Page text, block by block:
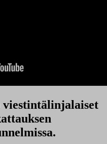
viestintälinjalaiset